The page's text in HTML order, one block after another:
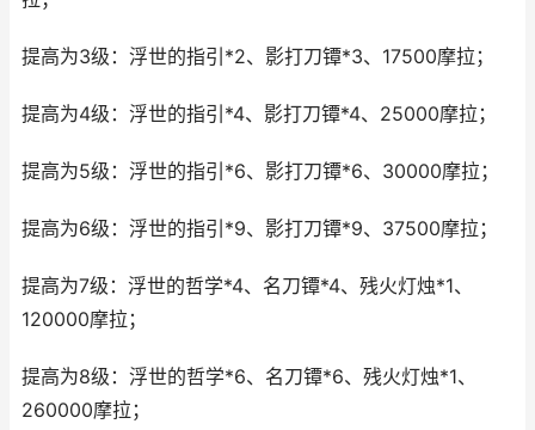
提高为3级：浮世的指引*2、影打刀镡*3、17500摩拉；
提高为4级：浮世的指引*4、影打刀镡*4、25000摩拉；
提高为5级：浮世的指引*6、影打刀镡*6、30000摩拉；
提高为6级：浮世的指引*9、影打刀镡*9、37500摩拉；
提高为7级：浮世的哲学*4、名刀镡*4、残火灯烛*1、
120000摩拉；
提高为8级：浮世的哲学*6、名刀镡*6、残火灯烛*1、
260000摩拉；